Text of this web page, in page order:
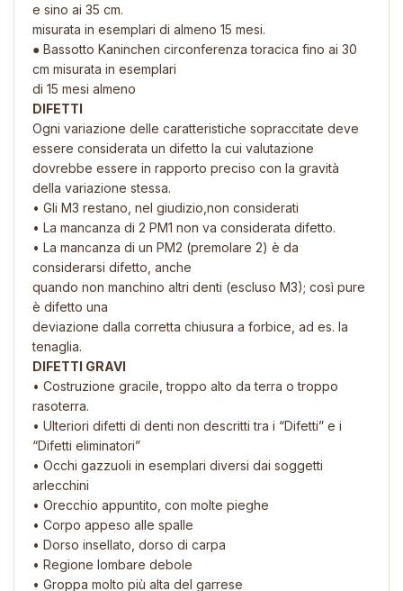
e sino ai 35 cm.
misurata in esemplari di almeno 15 mesi.
● Bassotto Kaninchen circonferenza toracica fino ai 30
cm misurata in esemplari
di 15 mesi almeno
DIFETTI
Ogni variazione delle caratteristiche sopraccitate deve
essere considerata un difetto la cui valutazione
dovrebbe essere in rapporto preciso con la gravità
della variazione stessa.
• Gli M3 restano, nel giudizio,non considerati
• La mancanza di 2 PM1 non va considerata difetto.
• La mancanza di un PM2 (premolare 2) è da
considerarsi difetto, anche
quando non manchino altri denti (escluso M3); così pure
è difetto una
deviazione dalla corretta chiusura a forbice, ad es. la
tenaglia.
DIFETTI GRAVI
• Costruzione gracile, troppo alto da terra o troppo
rasoterra.
• Ulteriori difetti di denti non descritti tra i “Difetti” e i
“Difetti eliminatori”
• Occhi gazzuoli in esemplari diversi dai soggetti
arlecchini
• Orecchio appuntito, con molte pieghe
• Corpo appeso alle spalle
• Dorso insellato, dorso di carpa
• Regione lombare debole
• Groppa molto più alta del garrese